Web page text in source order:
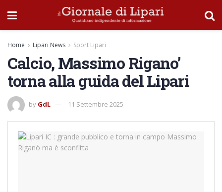
Home Lipari News Sport Lipari
Calcio, Massimo Rigano’
torna alla guida del Lipari
by GdL 11 Settembre 2025